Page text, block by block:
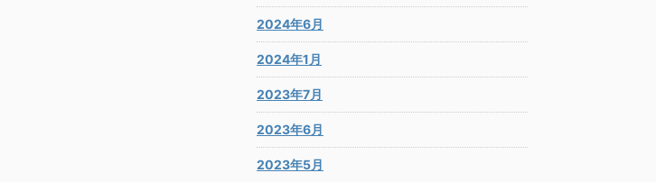
2024年6月
2024年1月
2023年7月
2023年6月
2023年5月